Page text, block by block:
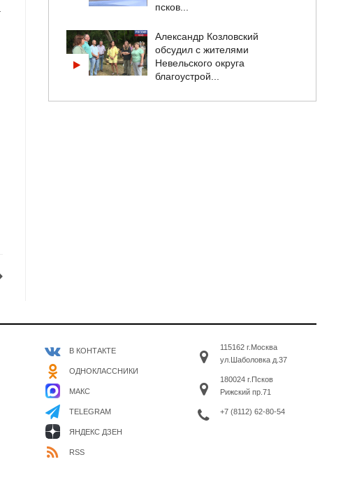
псков...
Александр Козловский
обсудил с жителями
Невельского округа
благоустрой...
В КОНТАКТЕ
ОДНОКЛАССНИКИ
МАКС
TELEGRAM
ЯНДЕКС ДЗЕН
RSS
115162 г.Москва
ул.Шаболовка д.37
180024 г.Псков
Рижский пр.71
+7 (8112) 62-80-54